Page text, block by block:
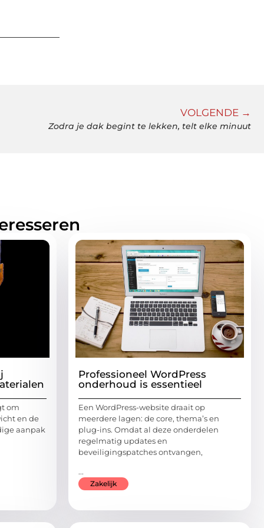
VOLGENDE →
Zodra je dak begint te lekken, telt elke minuut
om
en de
aanpak
Professioneel WordPress
onderhoud is essentieel
Een WordPress-website draait op
meerdere lagen: de core, thema’s en
plug-ins. Omdat al deze onderdelen
regelmatig updates en
beveiligingspatches ontvangen,
...
Zakelijk